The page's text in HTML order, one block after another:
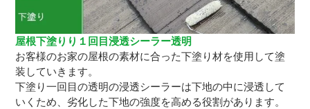
屋根下塗りり１回目浸透シーラー透明
お客様のお家の屋根の素材に合った下塗り材を使用して塗
装していきます。
下塗り一回目の透明の浸透シーラーは下地の中に浸透して
いくため、劣化した下地の強度を高める役割があります。